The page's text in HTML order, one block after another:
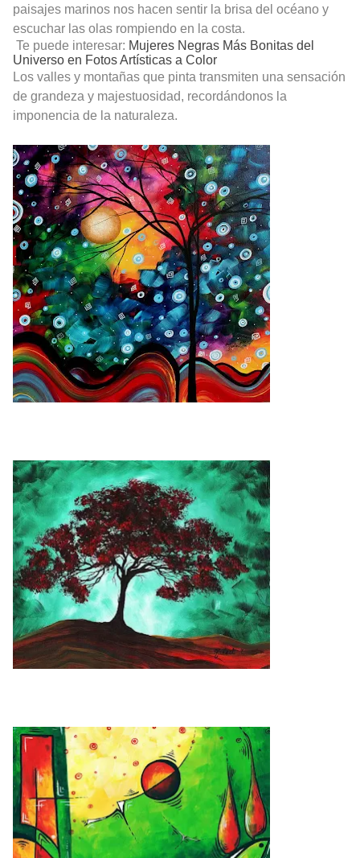
paisajes marinos nos hacen sentir la brisa del océano y
escuchar las olas rompiendo en la costa.
Te puede interesar: Mujeres Negras Más Bonitas del
Universo en Fotos Artísticas a Color
Los valles y montañas que pinta transmiten una sensación
de grandeza y majestuosidad, recordándonos la
imponencia de la naturaleza.